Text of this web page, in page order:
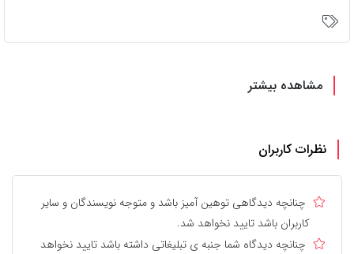
مشاهده بیشتر
نظرات کاربران
چنانچه دیدگاهی توهین آمیز باشد و متوجه نویسندگان و سایر
کاربران باشد تایید نخواهد شد.
چنانچه دیدگاه شما جنبه ی تبلیغاتی داشته باشد تایید نخواهد